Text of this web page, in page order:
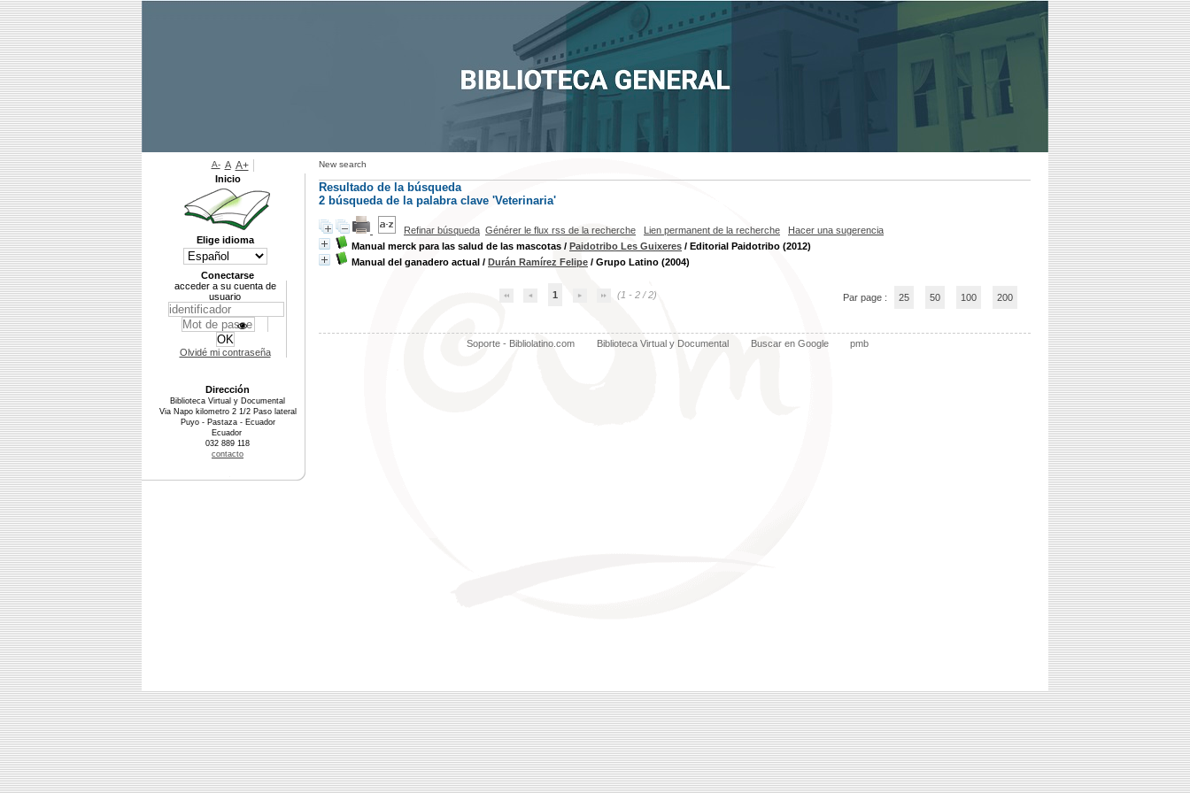
New search
Resultado de la búsqueda
2 búsqueda de la palabra clave 'Veterinaria'
Refinar búsqueda Générer le flux rss de la recherche Lien permanent de la recherche
Hacer una sugerencia
Manual merck para las salud de las mascotas / Paidotribo Les Guixeres / Editorial Paidotribo (2012)
Manual del ganadero actual / Durán Ramírez Felipe / Grupo Latino (2004)
1 (1 - 2 / 2) Par page : 25 50 100 200
Soporte - Bibliolatino.com Biblioteca Virtual y Documental Buscar en Google pmb
A- A A+
Inicio
Elige idioma
Conectarse
acceder a su cuenta de
usuario
Olvidé mi contraseña
Dirección
Biblioteca Virtual y Documental
Via Napo kilometro 2 1/2 Paso lateral
Puyo - Pastaza - Ecuador
Ecuador
032 889 118
contacto